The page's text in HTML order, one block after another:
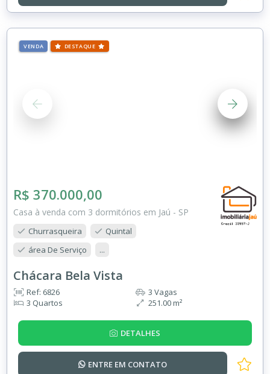
VENDA DESTAQUE
R$ 370.000,00
Casa à venda com 3 dormitórios em Jaú - SP
Churrasqueira
Quintal
área De Serviço
...
Chácara Bela Vista
Ref: 6826
3 Quartos
3 Vagas
251.00 m²
DETALHES
ENTRE EM CONTATO